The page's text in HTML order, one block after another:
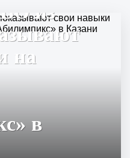
из
на
в